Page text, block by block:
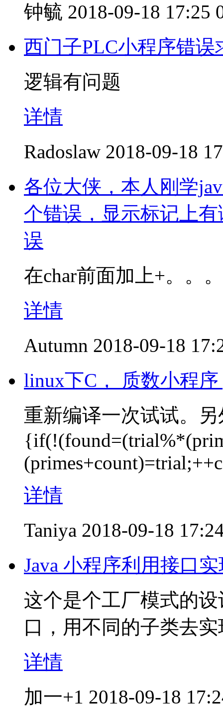
钟毓 2018-09-18 17:25
西门子PLC小程序错误
逻辑有问题
详情
Radoslaw 2018-09-18
各位大侠，本人刚学
个错误，显示标记上
误
在char前面加上+。。
详情
Autumn 2018-09-18
linux下C， 质数小程
重新编译一次试试。
详情
Taniya 2018-09-18
Java 小程序利用接口
这个是个工厂模式的
口，用不同的子类去
详情
加一+1 2018-09-18